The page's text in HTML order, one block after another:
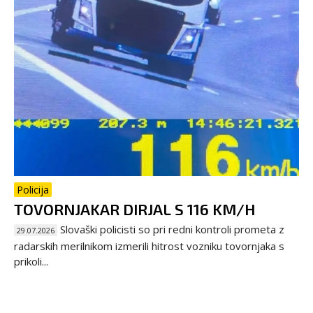
Policija
TOVORNJAKAR DIRJAL S 116 KM/H
29.07.2026 Slovaški policisti so pri redni kontroli prometa z
radarskih merilnikom izmerili hitrost vozniku tovornjaka s
prikoli...